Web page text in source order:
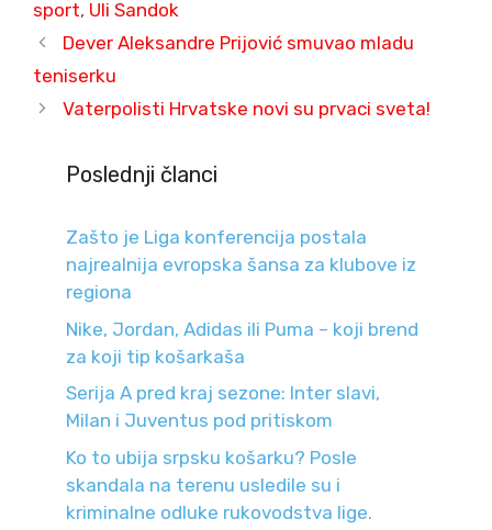
sport, Uli Sandok
Dever Aleksandre Prijović smuvao mladu
teniserku
Vaterpolisti Hrvatske novi su prvaci sveta!
Poslednji članci
Zašto je Liga konferencija postala
najrealnija evropska šansa za klubove iz
regiona
Nike, Jordan, Adidas ili Puma – koji brend
za koji tip košarkaša
Serija A pred kraj sezone: Inter slavi,
Milan i Juventus pod pritiskom
Ko to ubija srpsku košarku? Posle
skandala na terenu usledile su i
kriminalne odluke rukovodstva lige.